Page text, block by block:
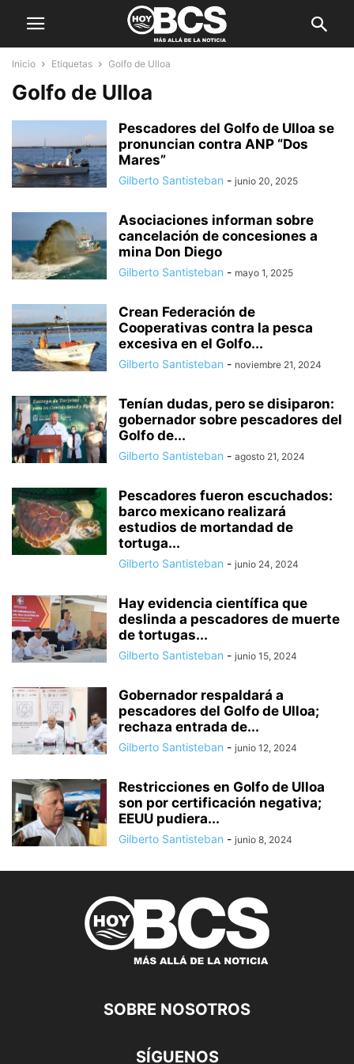
Inicio Etiquetas Golfo de Ulloa
Golfo de Ulloa
Pescadores del Golfo de Ulloa se
pronuncian contra ANP “Dos
Mares”
Gilberto Santisteban - junio 20, 2025
Asociaciones informan sobre
cancelación de concesiones a
mina Don Diego
Gilberto Santisteban - mayo 1, 2025
Crean Federación de
Cooperativas contra la pesca
excesiva en el Golfo...
Gilberto Santisteban - noviembre 21, 2024
Tenían dudas, pero se disiparon:
gobernador sobre pescadores del
Golfo de...
Gilberto Santisteban - agosto 21, 2024
Pescadores fueron escuchados:
barco mexicano realizará
estudios de mortandad de
tortuga...
Gilberto Santisteban - junio 24, 2024
Hay evidencia científica que
deslinda a pescadores de muerte
de tortugas...
Gilberto Santisteban - junio 15, 2024
Gobernador respaldará a
pescadores del Golfo de Ulloa;
rechaza entrada de...
Gilberto Santisteban - junio 12, 2024
Restricciones en Golfo de Ulloa
son por certificación negativa;
EEUU pudiera...
Gilberto Santisteban - junio 8, 2024
SOBRE NOSOTROS
SÍGUENOS